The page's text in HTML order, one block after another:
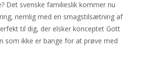
Det svenske familieslik kommer nu
nemlig med en smagstilsætning af
til dig, der elsker konceptet Gott
som ikke er bange for at prøve med